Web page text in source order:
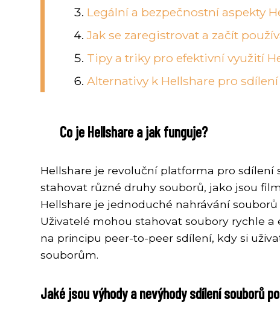
Legální a bezpečnostní aspekty
Jak se zaregistrovat a začít
Tipy a triky pro efektivní využití
Alternativy k Hellshare pro
Co je Hellshare a jak funguje?
Hellshare je revoluční platforma pro
stahovat různé druhy souborů, jako jsou
Hellshare je jednoduché nahrávání
Uživatelé mohou stahovat soubory rychle
na principu peer-to-peer sdílení, kdy si
souborům.
Jaké jsou výhody a nevýhody sdílení souborů